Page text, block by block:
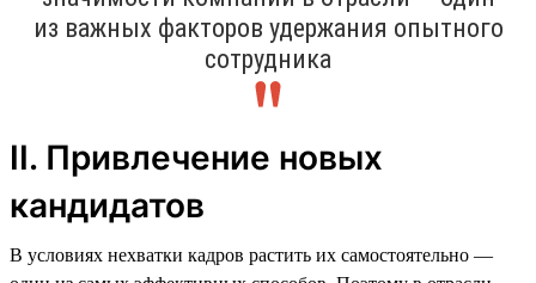
из важных факторов удержания опытного
сотрудника
II. Привлечение новых
кандидатов
В условиях нехватки кадров растить их самостоятельно —